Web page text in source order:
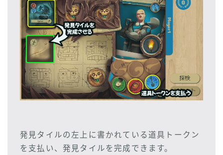
発見タイルの左上に書かれている道具トークン
を支払い、発見タイルを完成できます。